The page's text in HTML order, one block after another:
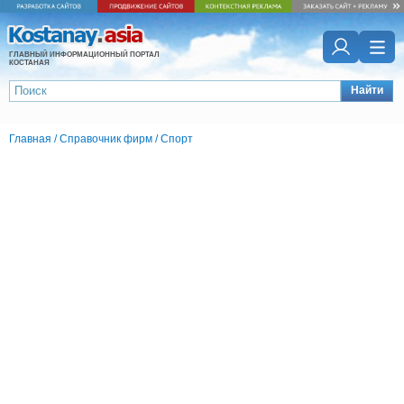
ГЛАВНЫЙ ИНФОРМАЦИОННЫЙ ПОРТАЛ
КОСТАНАЯ
Найти
Главная /Справочник фирм /Спорт